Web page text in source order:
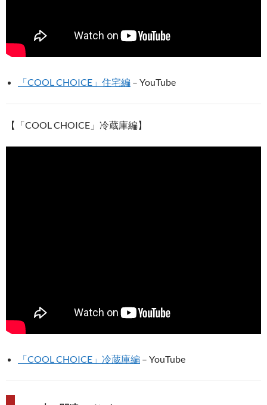
「COOL CHOICE」住宅編 – YouTube
【「COOL CHOICE」冷蔵庫編】
「COOL CHOICE」冷蔵庫編 – YouTube